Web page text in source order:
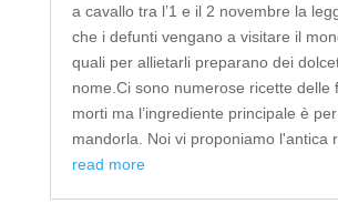
a cavallo tra l’1 e il 2 novembre la
che i defunti vengano a visitare il
quali per allietarli preparano dei
nome.Ci sono numerose ricette delle
morti ma l’ingrediente principale è
mandorla. Noi vi proponiamo l'antica
read more